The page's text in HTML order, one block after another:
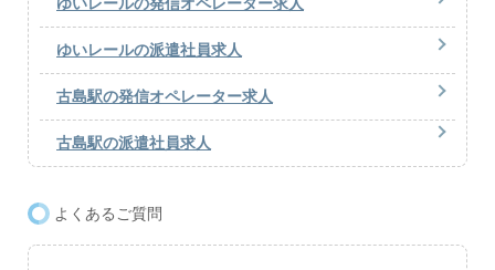
ゆいレールの派遣社員求人
古島駅の発信オペレーター求人
古島駅の派遣社員求人
よくあるご質問